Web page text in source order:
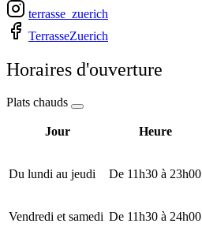
terrasse_zuerich
TerrasseZuerich
Horaires d'ouverture
Plats chauds
Jour Heure
Du lundi au jeudi De 11h30 à 23h00
Vendredi et samedi De 11h30 à 24h00